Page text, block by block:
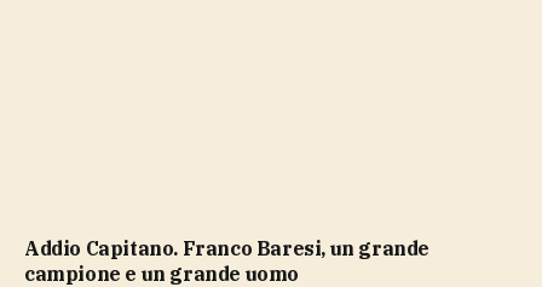
Addio Capitano. Franco Baresi, un grande
campione e un grande uomo